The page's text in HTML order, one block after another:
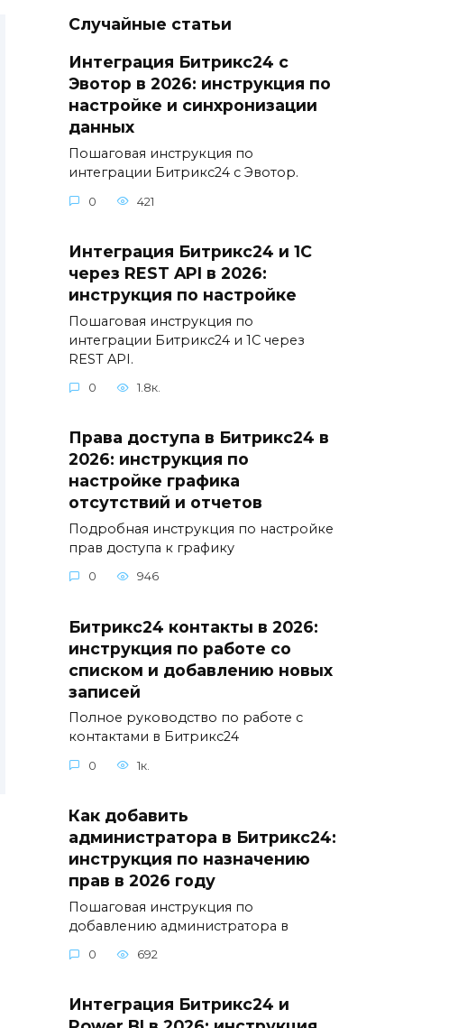
Случайные статьи
Интеграция Битрикс24 с
Эвотор в 2026: инструкция по
настройке и синхронизации
данных
Пошаговая инструкция по
интеграции Битрикс24 с Эвотор.
0 421
Интеграция Битрикс24 и 1С
через REST API в 2026:
инструкция по настройке
Пошаговая инструкция по
интеграции Битрикс24 и 1С через
REST API.
0 1.8к.
Права доступа в Битрикс24 в
2026: инструкция по
настройке графика
отсутствий и отчетов
Подробная инструкция по настройке
прав доступа к графику
0 946
Битрикс24 контакты в 2026:
инструкция по работе со
списком и добавлению новых
записей
Полное руководство по работе с
контактами в Битрикс24
0 1к.
Как добавить
администратора в Битрикс24:
инструкция по назначению
прав в 2026 году
Пошаговая инструкция по
добавлению администратора в
0 692
Интеграция Битрикс24 и